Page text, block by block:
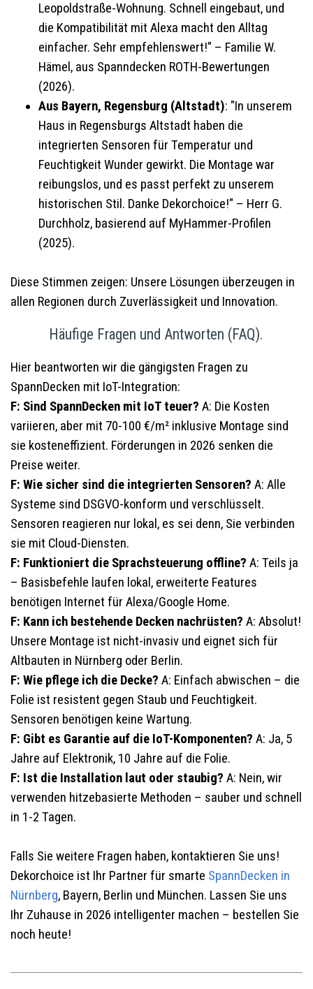
Leopoldstraße-Wohnung. Schnell eingebaut, und
die Kompatibilität mit Alexa macht den Alltag
einfacher. Sehr empfehlenswert!" – Familie W.
Hämel, aus Spanndecken ROTH-Bewertungen
(2026).
Aus Bayern, Regensburg (Altstadt): "In unserem
Haus in Regensburgs Altstadt haben die
integrierten Sensoren für Temperatur und
Feuchtigkeit Wunder gewirkt. Die Montage war
reibungslos, und es passt perfekt zu unserem
historischen Stil. Danke Dekorchoice!" – Herr G.
Durchholz, basierend auf MyHammer-Profilen
(2025).
Diese Stimmen zeigen: Unsere Lösungen überzeugen in
allen Regionen durch Zuverlässigkeit und Innovation.
Häufige Fragen und Antworten (FAQ).
Hier beantworten wir die gängigsten Fragen zu
SpannDecken mit IoT-Integration:
F: Sind SpannDecken mit IoT teuer? A: Die Kosten
variieren, aber mit 70-100 €/m² inklusive Montage sind
sie kosteneffizient. Förderungen in 2026 senken die
Preise weiter.
F: Wie sicher sind die integrierten Sensoren? A: Alle
Systeme sind DSGVO-konform und verschlüsselt.
Sensoren reagieren nur lokal, es sei denn, Sie verbinden
sie mit Cloud-Diensten.
F: Funktioniert die Sprachsteuerung offline? A: Teils ja
– Basisbefehle laufen lokal, erweiterte Features
benötigen Internet für Alexa/Google Home.
F: Kann ich bestehende Decken nachrüsten? A: Absolut!
Unsere Montage ist nicht-invasiv und eignet sich für
Altbauten in Nürnberg oder Berlin.
F: Wie pflege ich die Decke? A: Einfach abwischen – die
Folie ist resistent gegen Staub und Feuchtigkeit.
Sensoren benötigen keine Wartung.
F: Gibt es Garantie auf die IoT-Komponenten? A: Ja, 5
Jahre auf Elektronik, 10 Jahre auf die Folie.
F: Ist die Installation laut oder staubig? A: Nein, wir
verwenden hitzebasierte Methoden – sauber und schnell
in 1-2 Tagen.
Falls Sie weitere Fragen haben, kontaktieren Sie uns!
Dekorchoice ist Ihr Partner für smarte SpannDecken in
Nürnberg, Bayern, Berlin und München. Lassen Sie uns
Ihr Zuhause in 2026 intelligenter machen – bestellen Sie
noch heute!